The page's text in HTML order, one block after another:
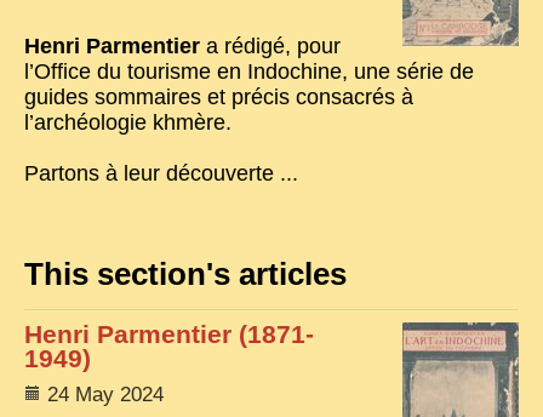
1908, DEFIANCE & REBELLION
1909, BATTLEFRONT
COCHINCHINA
LAOS
CAMBODIA
EXTRAORDINARY FINDS
VIETNAM 1950
Henri Parmentier a rédigé, pour
l’Office du tourisme en Indochine, une série de
guides sommaires et précis consacrés à
l’archéologie khmère.
Partons à leur découverte ...
This section's articles
Henri Parmentier (1871-
1949)
24 May 2024